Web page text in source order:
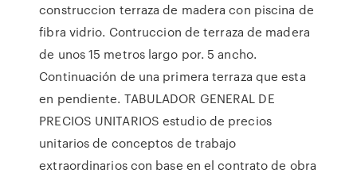
construccion terraza de madera con piscina de
fibra vidrio. Contruccion de terraza de madera
de unos 15 metros largo por. 5 ancho.
Continuación de una primera terraza que esta
en pendiente. TABULADOR GENERAL DE
PRECIOS UNITARIOS estudio de precios
unitarios de conceptos de trabajo
extraordinarios con base en el contrato de obra